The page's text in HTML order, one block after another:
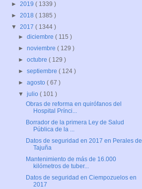
► 2019 ( 1339 )
► 2018 ( 1385 )
▼ 2017 ( 1344 )
►diciembre( 115 )
►noviembre( 129 )
►octubre( 129 )
►septiembre( 124 )
►agosto( 67 )
▼julio( 101 )
Obras de reforma en quirófanos del
Hospital Prínci...
Borrador de la primera Ley de Salud
Pública de la ...
Datos de seguridad en 2017 en Perales de
Tajuña
Mantenimiento de más de 16.000
kilómetros de tuber...
Datos de seguridad en Ciempozuelos en
2017